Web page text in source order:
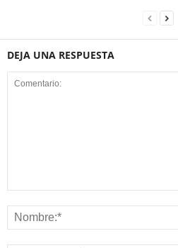
DEJA UNA RESPUESTA